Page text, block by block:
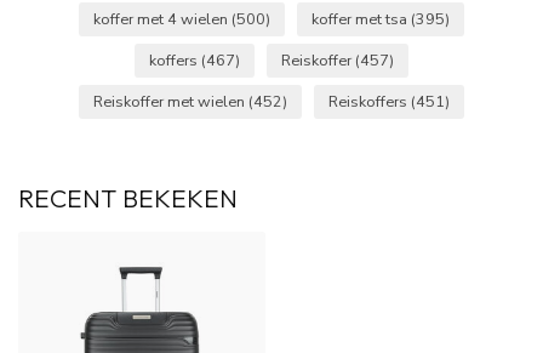
koffer met 4 wielen (500) koffer met tsa (395)
koffers (467) Reiskoffer (457)
Reiskoffer met wielen (452) Reiskoffers (451)
RECENT BEKEKEN